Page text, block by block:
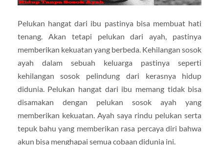
Pelukan hangat dari ibu pastinya bisa membuat hati
tenang. Akan tetapi pelukan dari ayah, pastinya
memberikan kekuatan yang berbeda. Kehilangan sosok
ayah dalam sebuah keluarga pastinya seperti
kehilangan sosok pelindung dari kerasnya hidup
didunia. Pelukan hangat dari ibu memang tidak bisa
disamakan dengan pelukan sosok ayah yang
memberikan kekuatan. Ayah saya rindu pelukan serta
tepuk bahu yang memberikan rasa percaya diri bahwa
akun bisa menghapai semua cobaan didunia ini.